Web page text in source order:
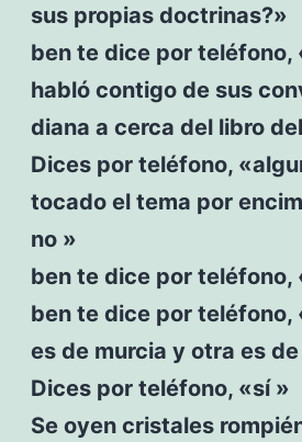
sus propias doctrinas?»
ben te dice por teléfono,
habló contigo de sus
diana a cerca del libro
Dices por teléfono,
tocado el tema por
no »
ben te dice por teléfono,
ben te dice por teléfono,
es de murcia y otra es
Dices por teléfono, «sí »
Se oyen cristales